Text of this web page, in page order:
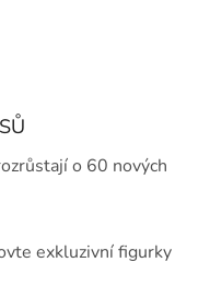
o 60 nových
exkluzivní figurky